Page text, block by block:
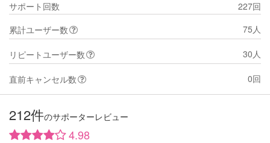
サポート回数
227回
累計ユーザー数
75人
リピートユーザー数 30人
直前キャンセル数 0回
212件のサポーターレビュー
4.98